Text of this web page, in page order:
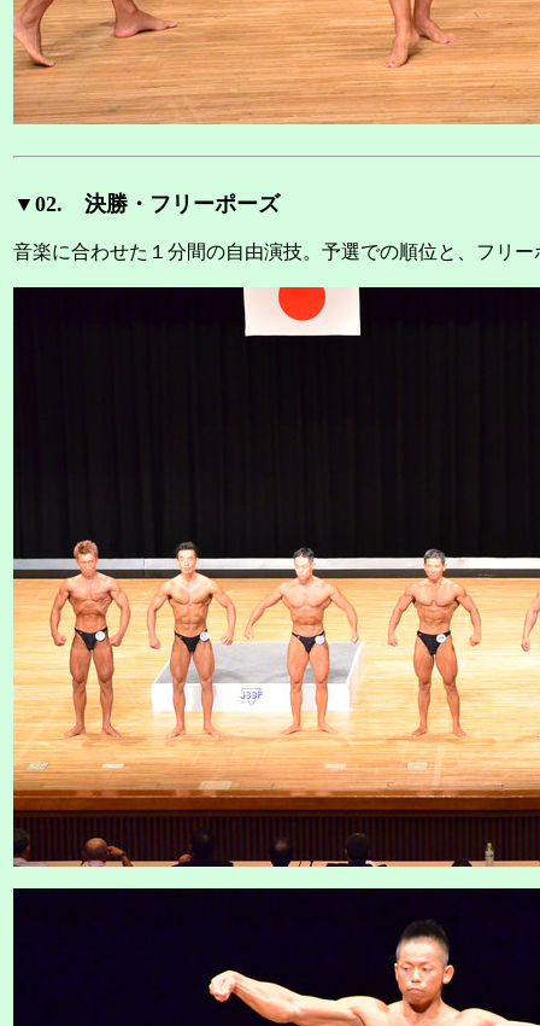
▼02. 決勝・フリーポーズ
音楽に合わせた１分間の自由演技。予選での順位と、フリ